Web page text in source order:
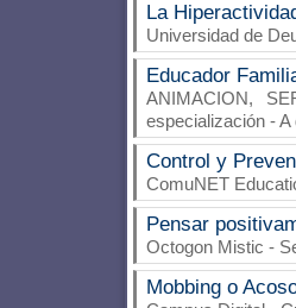
La
Universidad de
Educador
ANIMACION,
especialización -
Control y
ComuNET
Pensar
Octogon Mistic -
Mobbing o